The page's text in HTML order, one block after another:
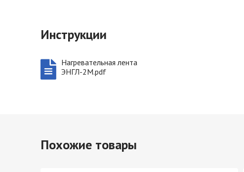
Инструкции
Нагревательная лента
ЭНГЛ-2М.pdf
Похожие товары